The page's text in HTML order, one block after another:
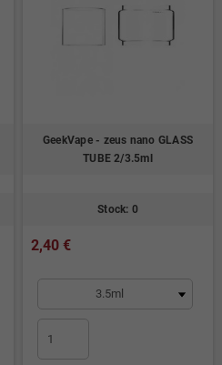
GeekVape - zeus nano GLASS
TUBE 2/3.5ml
Stock: 0
2,40 €